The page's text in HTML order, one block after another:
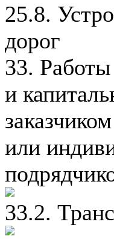
25.8.
дорог
33. Работы
и
или
33.2.